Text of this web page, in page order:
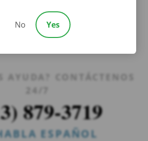
paso del camino.
AYUDA? CONTÁCTENOS
24/7
879-3719
ESPAÑOL
No Yes